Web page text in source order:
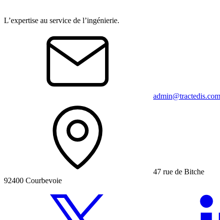
L’expertise au service de l’ingénierie.
admin@tractedis.com
47 rue de Bitche
92400 Courbevoie